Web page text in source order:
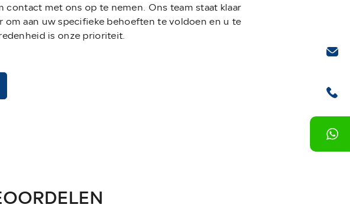
met ons op te nemen. Ons team staat klaar
aan uw specifieke behoeften te voldoen en u te
is onze prioriteit.